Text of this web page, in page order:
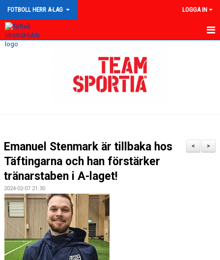
FOTBOLL HERR A-LAG LOGGA IN
HEM
BILDGALLERI
DOKUMENT
KONTAKT
MATCHER
DIV 2 NORRLAND HÖST UPPFLYTTNING 2026
>
<
Emanuel Stenmark är tillbaka hos
Täftingarna och han förstärker
tränarstaben i A-laget!
2024-02-07 21:30